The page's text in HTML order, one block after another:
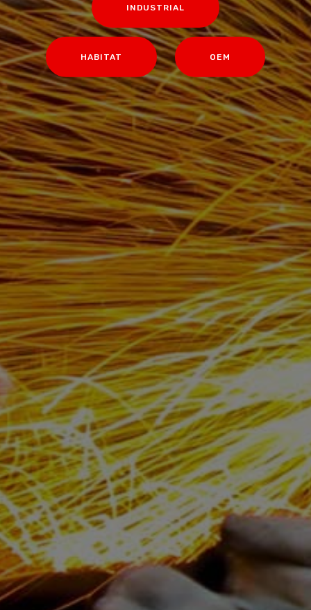
INDUSTRIAL
HABITAT OEM